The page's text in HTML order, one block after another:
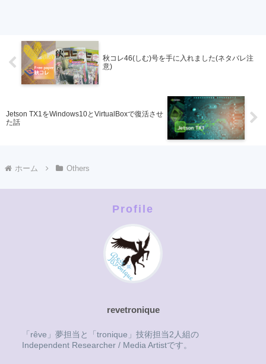
秋コレ46(しむ)号を手に入れました(ネタバレ注
意)
Jetson TX1をWindows10とVirtualBoxで復活させ
た話
ホーム Others
Profile
revetronique
「rêve」夢担当と「tronique」技術担当2人組の
Independent Researcher / Media Artistです。